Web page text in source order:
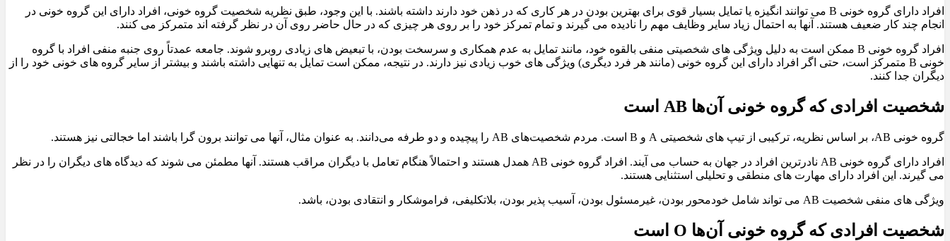
افراد دارای گروه خونی B می توانند انگیزه یا تمایل بسیار قوی برای بهترین بودن در هر کاری که در ذهن خود دارند داشته باشند. با این وجود، طبق نظریه شخصیت گروه خونی، افراد دارای این گروه خونی در
انجام چند کار ضعیف هستند. آنها به احتمال زیاد سایر وظایف مهم را نادیده می گیرند و تمام تمرکز خود را بر روی هر چیزی که در حال حاضر روی آن در نظر گرفته اند متمرکز می کنند.
افراد گروه خونی B ممکن است به دلیل ویژگی های شخصیتی منفی بالقوه خود، مانند تمایل به عدم همکاری و سرسخت بودن، با تبعیض های زیادی روبرو شوند. جامعه عمدتاً روی جنبه منفی افراد با گروه
خونی B متمرکز است، حتی اگر افراد دارای این گروه خونی (مانند هر فرد دیگری) ویژگی های خوب زیادی نیز دارند. در نتیجه، ممکن است تمایل به تنهایی داشته باشند و بیشتر از سایر گروه های خونی خود را از
دیگران جدا کنند.
شخصیت افرادی که گروه خونی آن‌ها AB است
گروه خونی AB، بر اساس نظریه، ترکیبی از تیپ های شخصیتی A و B است. مردم شخصیت‌های AB را پیچیده و دو طرفه می‌دانند. به عنوان مثال، آنها می توانند برون گرا باشند اما خجالتی نیز هستند.
افراد دارای گروه خونی AB نادرترین افراد در جهان به حساب می آیند. افراد گروه خونی AB همدل هستند و احتمالاً هنگام تعامل با دیگران مراقب هستند. آنها مطمئن می شوند که دیدگاه های دیگران را در نظر
می گیرند. این افراد دارای مهارت های منطقی و تحلیلی استثنایی هستند.
ویژگی های منفی شخصیت AB می تواند شامل خودمحور بودن، غیرمسئول بودن، آسیب پذیر بودن، بلاتکلیفی، فراموشکار و انتقادی بودن، باشد.
شخصیت افرادی که گروه خونی آن‌ها O است